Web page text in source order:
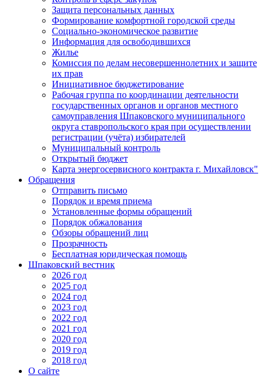
Защита персональных данных
Формирование комфортной городской среды
Социально-экономическое развитие
Информация для освободившихся
Жилье
Комиссия по делам несовершеннолетних и защите
их прав
Инициативное бюджетирование
Рабочая группа по координации деятельности
государственных органов и органов местного
самоуправления Шпаковского муниципального
округа ставропольского края при осуществлении
регистрации (учёта) избирателей
Муниципальный контроль
Открытый бюджет
Карта энергосервисного контракта г. Михайловск"
Обращения
Отправить письмо
Порядок и время приема
Установленные формы обращений
Порядок обжалования
Обзоры обращений лиц
Прозрачность
Бесплатная юридическая помощь
Шпаковский вестник
2026 год
2025 год
2024 год
2023 год
2022 год
2021 год
2020 год
2019 год
2018 год
О сайте